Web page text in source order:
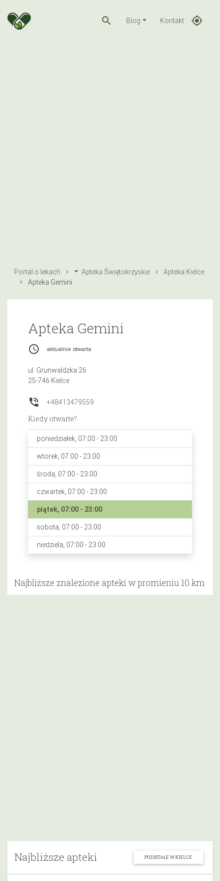
search Blog Kontakt gps_fixed
Portal o lekach Apteka Świętokrzyskie
Apteka Kielce
Apteka Gemini
Najbliższe apteki POZOSTAŁE W KIELCE
Apteka Gemini
access_time aktualnie otwarta
ul. Grunwaldzka 26
25-746 Kielce
phone_in_talk +48413479559
Kiedy otwarte?
poniedziałek, 07:00 - 23:00
wtorek, 07:00 - 23:00
środa, 07:00 - 23:00
czwartek, 07:00 - 23:00
piątek, 07:00 - 23:00
sobota, 07:00 - 23:00
niedziela, 07:00 - 23:00
Najbliższe znalezione apteki w promieniu 10 km